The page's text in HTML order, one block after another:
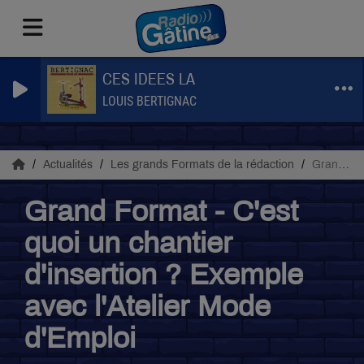
CES IDEES LA
LOUIS BERTIGNAC
Actualités Les grands Formats de la rédaction Grand Format - C'est quoi un chantier d'insertion ? Exemple avec l'Atelier Mode d'Emploi
Grand Format - C'est
quoi un chantier
d'insertion ? Exemple
avec l'Atelier Mode
d'Emploi